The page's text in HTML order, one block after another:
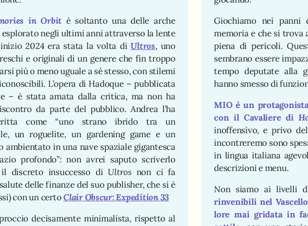
in Orbit è soltanto una delle arche
esplorato negli ultimi anni attraverso la lente
2024 era stata la volta diUltros, uno
e originali di un genere che fin troppo
più o meno uguale a sé stesso, con stilemi
L’opera di Hadoque – pubblicata
– è stata amata dalla critica, ma non ha
da parte del pubblico. Andrea l’ha
come “uno strano ibrido tra un
un roguelite, un gardening game e un
in una nave spaziale gigantesca
profondo”: non avrei saputo scriverlo
il discreto insuccesso di Ultros non ci fa
delle finanze del suo publisher, che si è
con un certoClair Obscur: Expedition 33
decisamente minimalista, rispetto al
Giochiamo nei
memoria e che si trova
piena di pericoli.
sembrano essere
tempo deputate alla
hanno smesso di
MIO è un
con il Cavaliere di
inoffensivo, e privo
incontreremo sono
in lingua italiana
descrizioni e menu.
Non siamo ai livelli
rinvenibili nel
lore mai gridata in